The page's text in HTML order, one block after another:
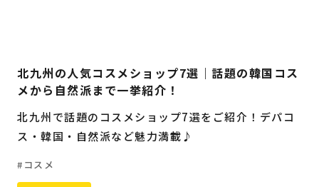
北九州の人気コスメショップ7選｜話題の韓国コス
メから自然派まで一挙紹介！
北九州で話題のコスメショップ7選をご紹介！デパコ
ス・韓国・自然派など魅力満載♪
コスメ